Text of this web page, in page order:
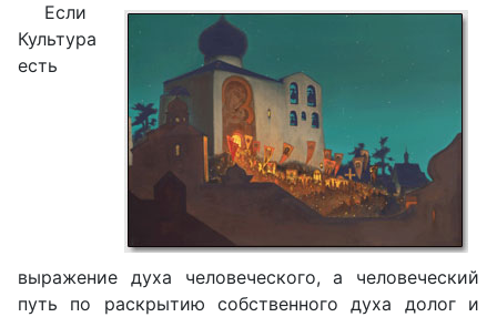
Если
Культура
есть
выражение духа человеческого, а человеческий
путь по раскрытию собственного духа долог и